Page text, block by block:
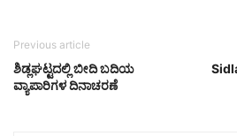
Previous article
ಶಿಡ್ಲಘಟ್ಟದಲ್ಲಿ ಬೀದಿ ಬದಿಯ
ವ್ಯಾಪಾರಿಗಳ ದಿನಾಚರಣೆ